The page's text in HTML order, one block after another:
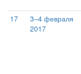
17
3–4 февраля
2017